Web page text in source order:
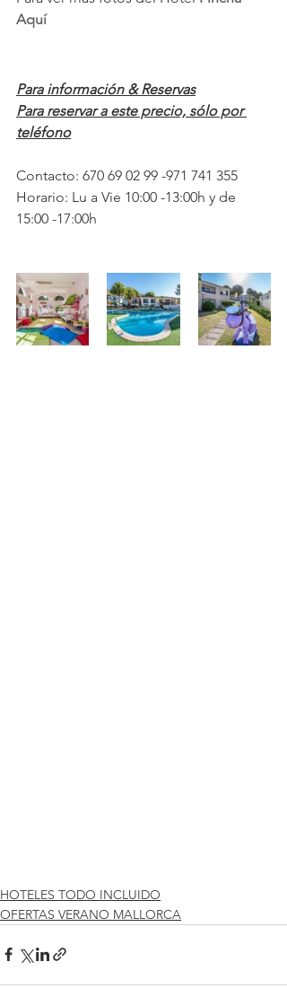
Aquí
Para información & Reservas
Para reservar a este precio, sólo por
teléfono
Contacto: 670 69 02 99 -971 741 355
Horario: Lu a Vie 10:00 -13:00h y de
15:00 -17:00h
HOTELES TODO INCLUIDO
OFERTAS VERANO MALLORCA